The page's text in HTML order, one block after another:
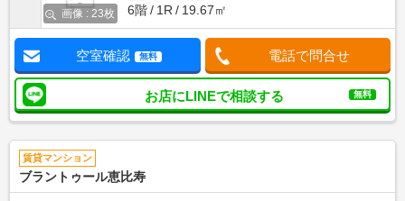
画像 : 23枚
6階
1R 19.67㎡
空室確認 無料 電話で問合せ
お店にLINEで相談する 無料
賃貸マンション
ブラントゥール恵比寿